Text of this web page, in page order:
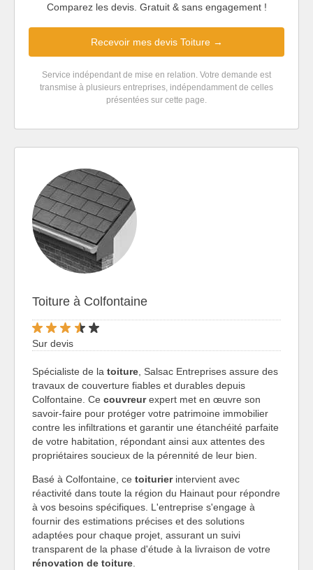
Comparez les devis. Gratuit & sans engagement !
Recevoir mes devis Toiture →
Service indépendant de mise en relation. Votre demande est
transmise à plusieurs entreprises, indépendamment de celles
présentées sur cette page.
Toiture à Colfontaine
Sur devis
Spécialiste de la toiture , Salsac Entreprises assure des
travaux de couverture fiables et durables depuis
Colfontaine. Ce couvreurexpert met en œuvre son
savoir-faire pour protéger votre patrimoine immobilier
contre les infiltrations et garantir une étanchéité parfaite
de votre habitation, répondant ainsi aux attentes des
propriétaires soucieux de la pérennité de leur bien.
Basé à Colfontaine, ce toiturierintervient avec
réactivité dans toute la région du Hainaut pour répondre
à vos besoins spécifiques. L'entreprise s'engage à
fournir des estimations précises et des solutions
adaptées pour chaque projet, assurant un suivi
transparent de la phase d'étude à la livraison de votre
rénovation de toiture